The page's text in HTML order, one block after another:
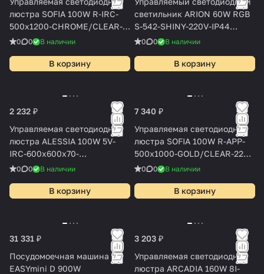
люстра SOFIA 100W R-IRC-
500x1200-CHROME/CLEAR-
220-IP20
0 0 В наличии
В корзину
светильник ARION 60W RGB
S-542-SHINY-220V-IP44
(новый размер)
0 0 В наличии
В корзину
2 232 ₽
Управляемая светодиодная
люстра ALESSIA 100W 5V-
IRC-600x600x70-
WHITE/WHITE-220-IP20
0 0 В наличии
В корзину
7 340 ₽
Управляемая светодиодная
люстра SOFIA 100W R-APP-
500x1000-GOLD/CLEAR-220-
IP20
0 0 В наличии
В корзину
31 331 ₽
Посудомоечная машина
EASYmini D 900W
3 203 ₽
Управляемая светодиодная
люстра ARCADIA 160W 8I-